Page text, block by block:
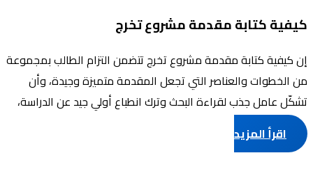
كيفية كتابة مقدمة مشروع تخرج
إن كيفية كتابة مقدمة مشروع تخرج تتضمن التزام الطالب بمجموعة
من الخطوات والعناصر التي تجعل المقدمة متميزة وجيدة، وأن
تشكّل عامل جذب لقراءة البحث وترك انطباع أولي جيد عن الدراسة،
وعلى الرغم من أن الم ...
اقرأ المزيد